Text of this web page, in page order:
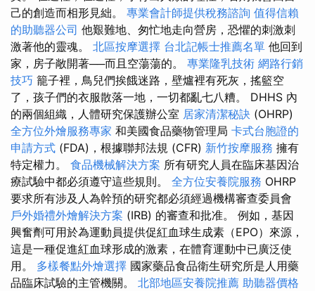
己的創造而相形見絀。 專業會計師提供稅務諮詢 值得信賴
的助聽器公司 他艱難地、匆忙地走向營房，恐懼的刺激刺
激著他的靈魂。 北區按摩選擇 台北記帳士推薦名單 他回到
家，房子敞開著──而且空蕩蕩的。 專業隆乳技術 網路行銷
技巧 籠子裡，鳥兒們挨餓迷路，壁爐裡有死灰，搖籃空
了，孩子們的衣服散落一地，一切都亂七八糟。 DHHS 內
的兩個組織，人體研究保護辦公室 居家清潔秘訣 (OHRP)
全方位外燴服務專家 和美國食品藥物管理局 卡式台胞證的
申請方式 (FDA)，根據聯邦法規 (CFR) 新竹按摩服務 擁有
特定權力。 食品機械解決方案 所有研究人員在臨床基因治
療試驗中都必須遵守這些規則。 全方位安養院服務 OHRP
要求所有涉及人為幹預的研究都必須經過機構審查委員會
戶外婚禮外燴解決方案 (IRB) 的審查和批准。 例如，基因
興奮劑可用於為運動員提供促紅血球生成素（EPO）來源，
這是一種促進紅血球形成的激素，在體育運動中已廣泛使
用。 多樣餐點外燴選擇 國家藥品食品衛生研究所是人用藥
品臨床試驗的主管機關。 北部地區安養院推薦 助聽器價格